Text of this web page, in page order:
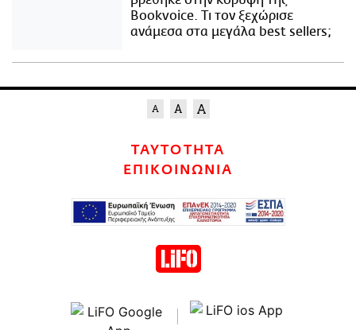
Bookvoice. Τι τον ξεχώρισε
ανάμεσα στα μεγάλα best sellers;
ΤΑΥΤΟΤΗΤΑ
ΕΠΙΚΟΙΝΩΝΙΑ